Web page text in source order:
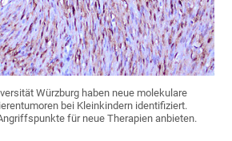
Würzburg haben neue molekulare
bei Kleinkindern identifiziert.
für neue Therapien anbieten.